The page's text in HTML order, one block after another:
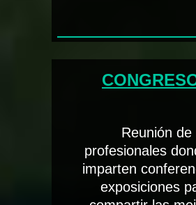
Reunión de
profesionales
imparten
exposiciones